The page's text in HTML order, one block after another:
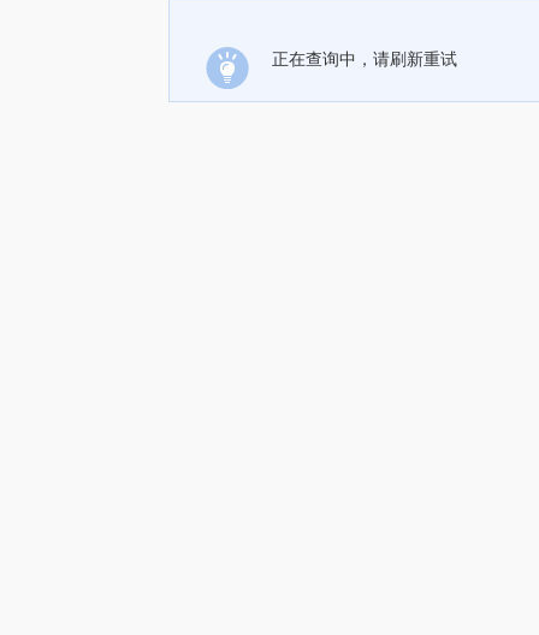
正在查询中，请刷新重试